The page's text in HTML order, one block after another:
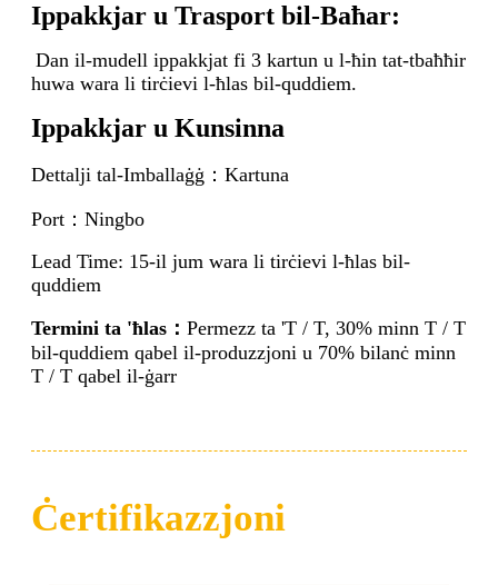
Ippakkjar u Trasport bil-Baħar:
Dan il-mudell ippakkjat fi 3 kartun u l-ħin tat-tbaħħir
huwa wara li tirċievi l-ħlas bil-quddiem.
Ippakkjar u Kunsinna
Dettalji tal-Imballaġġ ： Kartuna
Port ： Ningbo
Lead Time: 15-il jum wara li tirċievi l-ħlas bil-
quddiem
Termini ta 'ħlas ： Permezz ta 'T / T, 30% minn T / T
bil-quddiem qabel il-produzzjoni u 70% bilanċ minn
T / T qabel il-ġarr
Ċertifikazzjoni